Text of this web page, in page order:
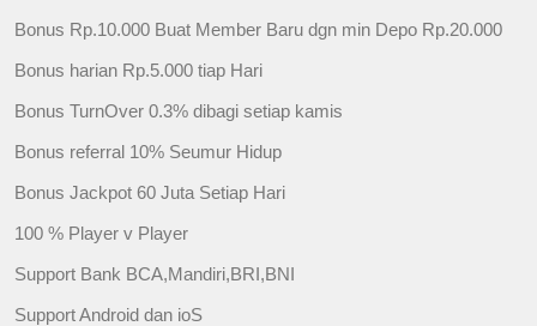
Bonus Rp.10.000 Buat Member Baru dgn min Depo Rp.20.000
Bonus harian Rp.5.000 tiap Hari
Bonus TurnOver 0.3% dibagi setiap kamis
Bonus referral 10% Seumur Hidup
Bonus Jackpot 60 Juta Setiap Hari
100 % Player v Player
Support Bank BCA,Mandiri,BRI,BNI
Support Android dan ioS